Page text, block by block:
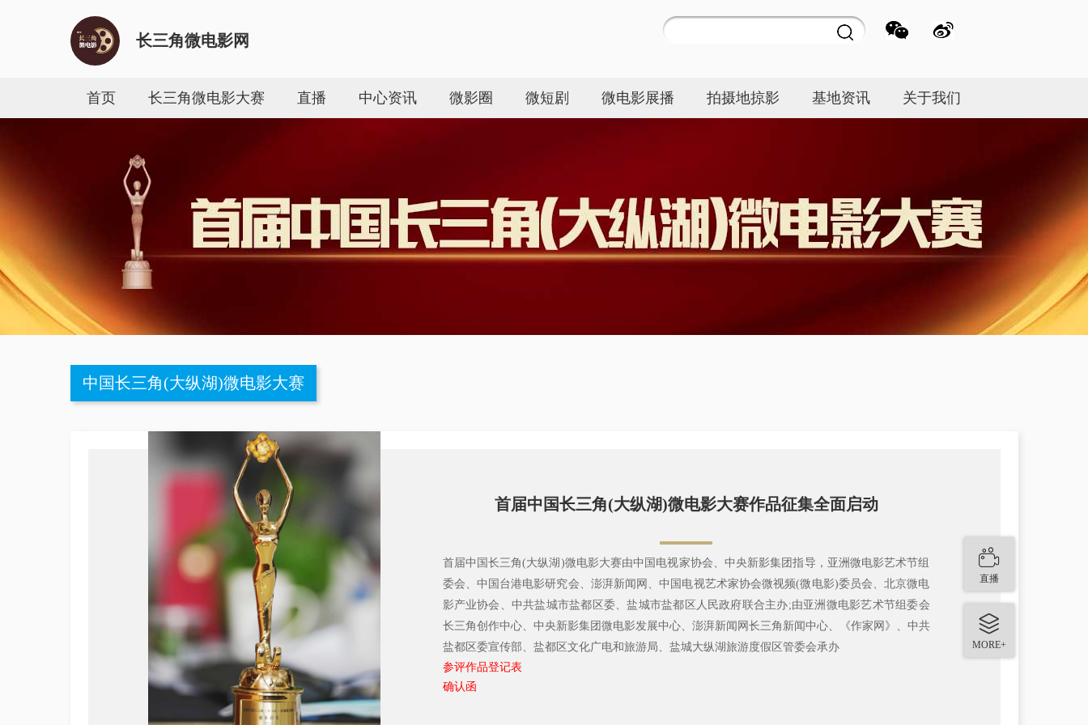
长三角微电影网
首页 长三角微电影大赛 直播 中心资讯 微影圈 微短剧 微电影展播 拍摄地掠影 基地资讯 关于我们
中国长三角(大纵湖)微电影大赛
首届中国长三角(大纵湖)微电影大赛作品征集全面启动
首届中国长三角(大纵湖)微电影大赛由中国电视家协会、中央新影集团指导，亚洲微电影艺术节组
委会、中国台港电影研究会、澎湃新闻网、中国电视艺术家协会微视频(微电影)委员会、北京微电
影产业协会、中共盐城市盐都区委、盐城市盐都区人民政府联合主办;由亚洲微电影艺术节组委会
长三角创作中心、中央新影集团微电影发展中心、澎湃新闻网长三角新闻中心、《作家网》、中共
盐都区委宣传部、盐都区文化广电和旅游局、盐城大纵湖旅游度假区管委会承办
参评作品登记表
确认函
直播
MORE+